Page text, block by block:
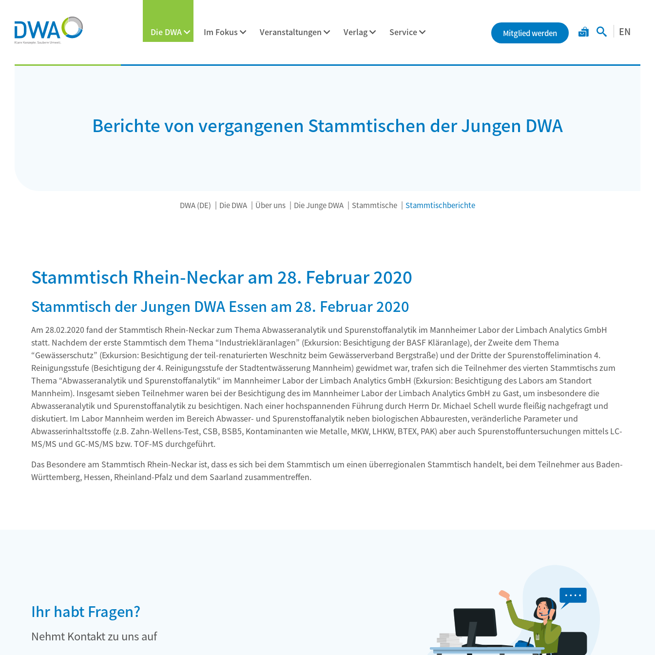
Die DWA Im Fokus Veranstaltungen Verlag Service Mitglied werden EN
Berichte von vergangenen Stammtischen der Jungen DWA
DWA (DE) Die DWA Über uns Die Junge DWA Stammtische Stammtischberichte
Stammtisch Rhein-Neckar am 28. Februar 2020
Stammtisch der Jungen DWA Essen am 28. Februar 2020
Am 28.02.2020 fand der Stammtisch Rhein-Neckar zum Thema Abwasseranalytik und Spurenstoffanalytik im Mannheimer Labor der Limbach Analytics GmbH
statt. Nachdem der erste Stammtisch dem Thema “Industriekläranlagen” (Exkursion: Besichtigung der BASF Kläranlage), der Zweite dem Thema
“Gewässerschutz” (Exkursion: Besichtigung der teil-renaturierten Weschnitz beim Gewässerverband Bergstraße) und der Dritte der Spurenstoffelimination 4.
Reinigungsstufe (Besichtigung der 4. Reinigungsstufe der Stadtentwässerung Mannheim) gewidmet war, trafen sich die Teilnehmer des vierten Stammtischs zum
Thema “Abwasseranalytik und Spurenstoffanalytik“ im Mannheimer Labor der Limbach Analytics GmbH (Exkursion: Besichtigung des Labors am Standort
Mannheim). Insgesamt sieben Teilnehmer waren bei der Besichtigung des im Mannheimer Labor der Limbach Analytics GmbH zu Gast, um insbesondere die
Abwasseranalytik und Spurenstoffanalytik zu besichtigen. Nach einer hochspannenden Führung durch Herrn Dr. Michael Schell wurde fleißig nachgefragt und
diskutiert. Im Labor Mannheim werden im Bereich Abwasser- und Spurenstoffanalytik neben biologischen Abbauresten, veränderliche Parameter und
Abwasserinhaltsstoffe (z.B. Zahn-Wellens-Test, CSB, BSB5, Kontaminanten wie Metalle, MKW, LHKW, BTEX, PAK) aber auch Spurenstoffuntersuchungen mittels LC-
MS/MS und GC-MS/MS bzw. TOF-MS durchgeführt.
Das Besondere am Stammtisch Rhein-Neckar ist, dass es sich bei dem Stammtisch um einen überregionalen Stammtisch handelt, bei dem Teilnehmer aus Baden-
Württemberg, Hessen, Rheinland-Pfalz und dem Saarland zusammentreffen.
Ihr habt Fragen?
Nehmt Kontakt zu uns auf